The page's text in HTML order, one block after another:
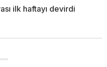
ilk haftayı devirdi